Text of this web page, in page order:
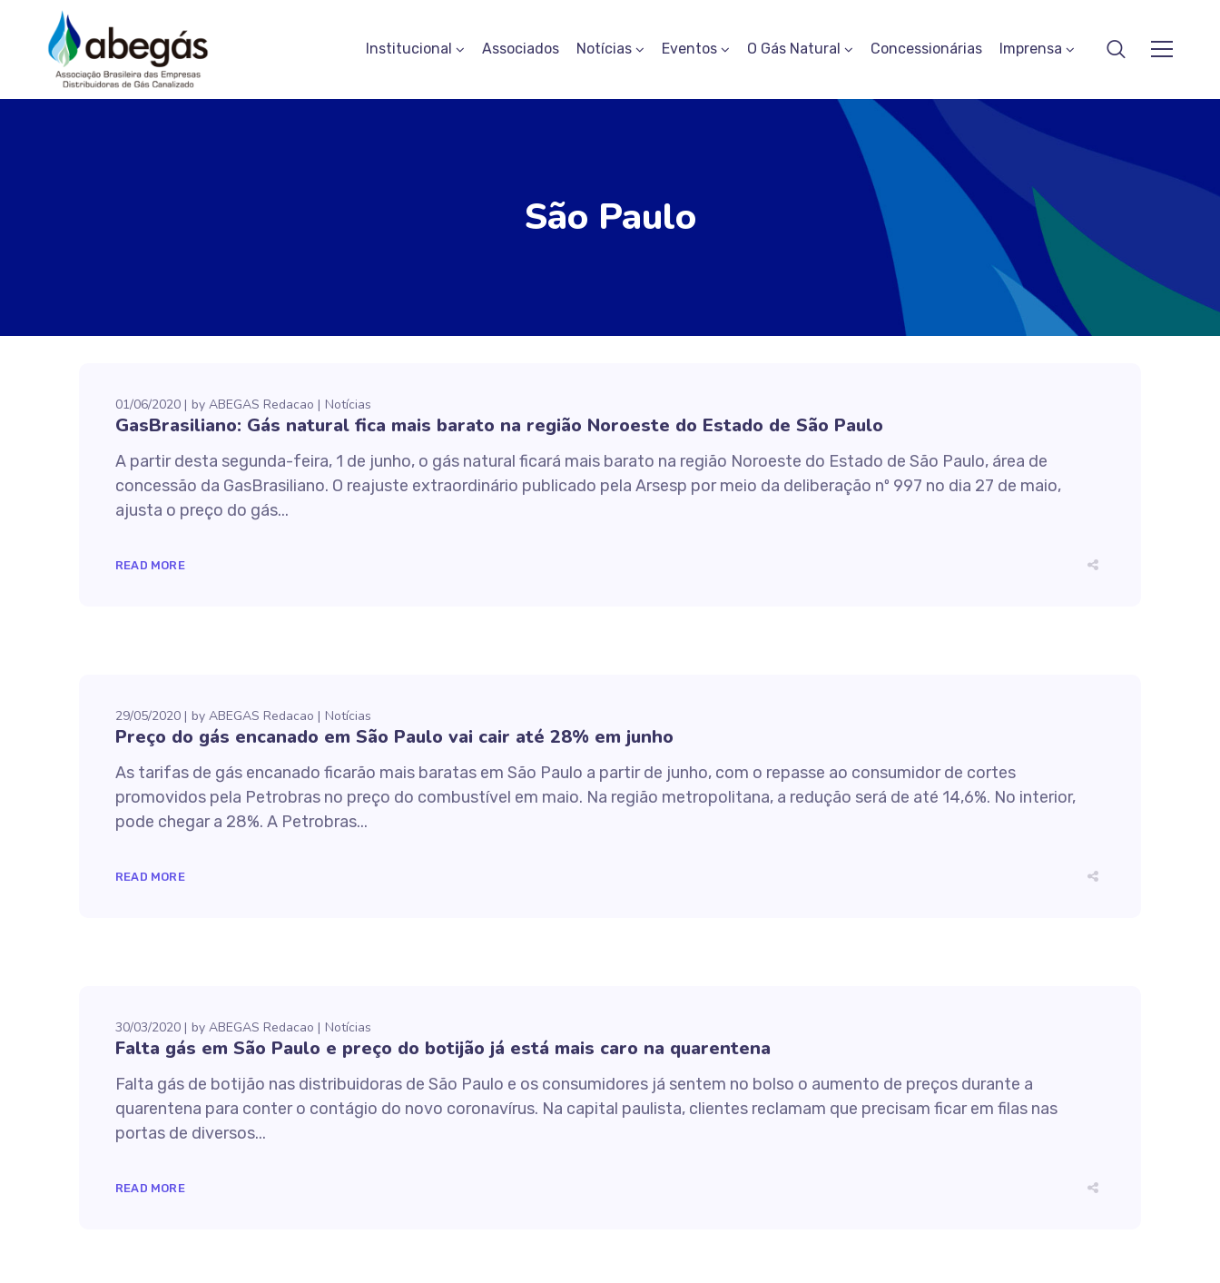
Institucional Associados Notícias Eventos O Gás Natural Concessionárias Imprensa
São Paulo
01/06/2020 by ABEGAS Redacao Notícias
GasBrasiliano: Gás natural fica mais barato na região Noroeste do Estado de São Paulo
A partir desta segunda-feira, 1 de junho, o gás natural ficará mais barato na região Noroeste do Estado de São Paulo, área de
concessão da GasBrasiliano. O reajuste extraordinário publicado pela Arsesp por meio da deliberação nº 997 no dia 27 de maio,
ajusta o preço do gás...
READ MORE
29/05/2020 by ABEGAS Redacao Notícias
Preço do gás encanado em São Paulo vai cair até 28% em junho
As tarifas de gás encanado ficarão mais baratas em São Paulo a partir de junho, com o repasse ao consumidor de cortes
promovidos pela Petrobras no preço do combustível em maio. Na região metropolitana, a redução será de até 14,6%. No interior,
pode chegar a 28%. A Petrobras...
READ MORE
30/03/2020 by ABEGAS Redacao Notícias
Falta gás em São Paulo e preço do botijão já está mais caro na quarentena
Falta gás de botijão nas distribuidoras de São Paulo e os consumidores já sentem no bolso o aumento de preços durante a
quarentena para conter o contágio do novo coronavírus. Na capital paulista, clientes reclamam que precisam ficar em filas nas
portas de diversos...
READ MORE